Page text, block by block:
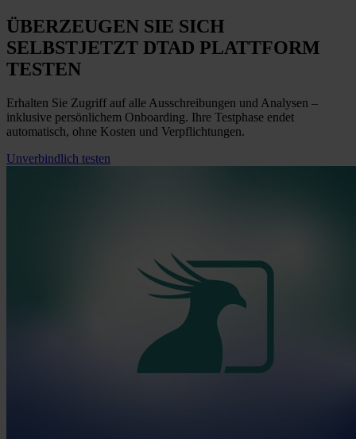
ÜBERZEUGEN SIE SICH
SELBSTJETZT DTAD PLATTFORM
TESTEN
Erhalten Sie Zugriff auf alle Ausschreibungen und Analysen –
inklusive persönlichem Onboarding. Ihre Testphase endet
automatisch, ohne Kosten und Verpflichtungen.
Unverbindlich testen